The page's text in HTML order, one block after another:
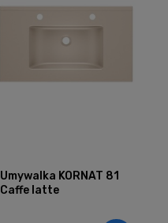
Umywalka KORNAT 81
Caffe latte